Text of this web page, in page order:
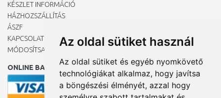
Az oldal sütiket használ
Az oldal sütiket és egyéb nyomkövető
technológiákat alkalmaz, hogy javítsa
a böngészési élményét, azzal hogy
KÉSZLET INFORMÁCIÓ
HÁZHOZSZÁLLÍTÁS
ÁSZF
KAPCSOLAT
MÓDOSÍTSA A COOKIE-BEÁLLÍTÁSAIMAT
ONLINE BANKKÁRTYÁVAL